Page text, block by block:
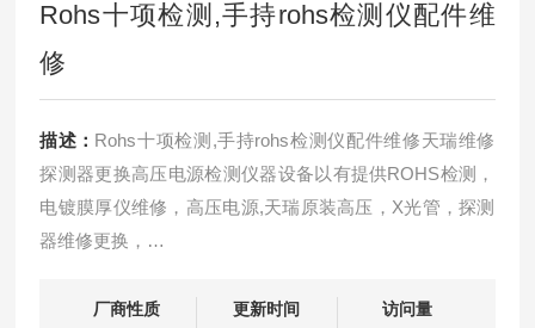
Rohs十项检测,手持rohs检测仪配件维
修
描述： Rohs十项检测,手持rohs检测仪配件维修天瑞维修
探测器更换高压电源检测仪器设备以有提供ROHS检测，
电镀膜厚仪维修，高压电源,天瑞原装高压，X光管，探测
器维修更换，
远程解决软件问题，可免费上门检测仪器服务！！
厂商性质
更新时间
访问量